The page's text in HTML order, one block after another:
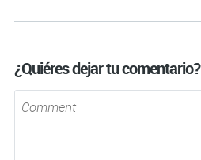
¿Quiéres dejar tu comentario?